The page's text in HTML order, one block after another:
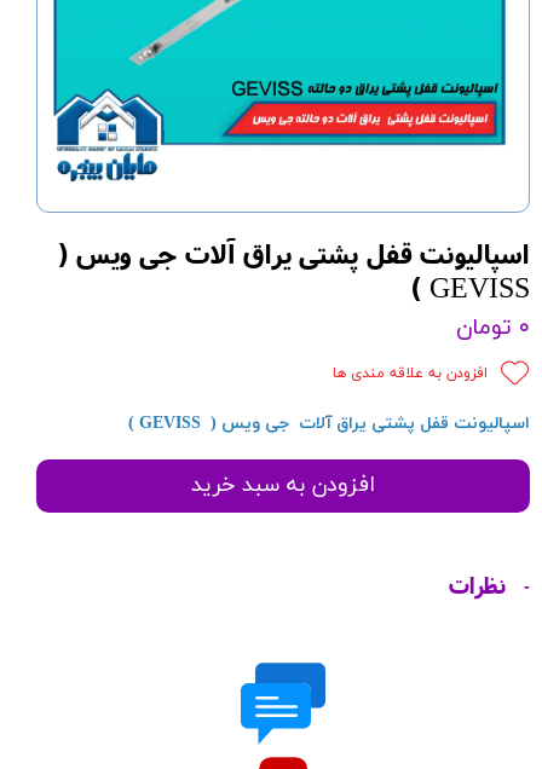
اسپالیونت قفل پشتی یراق آلات جی ویس (
GEVISS )
۰ تومان
اسپالیونت قفل پشتی یراق آلات جی ویس ( GEVISS )
افزودن به سبد خرید
افزودن به علاقه مندی ها
نظرات